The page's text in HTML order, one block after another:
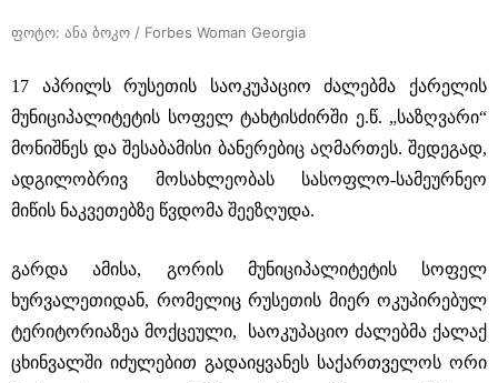
ფოტო: ანა ბოკო / Forbes Woman Georgia
17 აპრილს რუსეთის საოკუპაციო ძალებმა ქარელის
მუნიციპალიტეტის სოფელ ტახტისძირში ე.წ. „საზღვარი“
მონიშნეს და შესაბამისი ბანერებიც აღმართეს. შედეგად,
ადგილობრივ მოსახლეობას სასოფლო-სამეურნეო
მიწის ნაკვეთებზე წვდომა შეეზღუდა.
გარდა ამისა, გორის მუნიციპალიტეტის სოფელ
ხურვალეთიდან, რომელიც რუსეთის მიერ ოკუპირებულ
ტერიტორიაზეა მოქცეული, საოკუპაციო ძალებმა ქალაქ
ცხინვალში იძულებით გადაიყვანეს საქართველოს ორი